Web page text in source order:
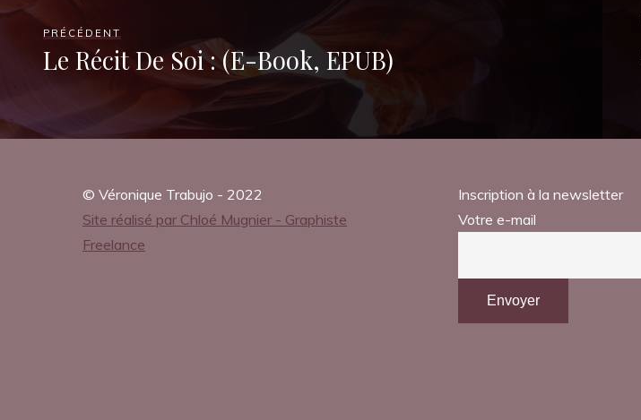
m
e
n
PRÉCÉDENT
Le Récit De Soi : (E-Book, EPUB)
© Véronique Trabujo - 2022
Site réalisé par Chloé Mugnier - Graphiste
Freelance
Inscription à la newsletter
Votre e-mail